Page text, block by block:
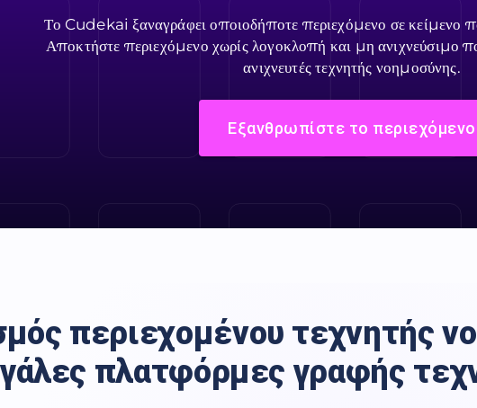
Το Cudekai ξαναγράφει οποιοδήποτε περιεχόμενο σε κείμενο
Αποκτήστε περιεχόμενο χωρίς λογοκλοπή και μη ανιχνεύσιμο
ανιχνευτές τεχνητής νοημοσύνης.
Εξανθρωπίστε το περιεχόμενο
περιεχομένου τεχνητής
πλατφόρμες γραφής